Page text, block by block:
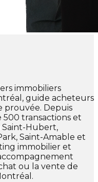
immobiliers
guide acheteurs
prouvée. Depuis
500 transactions et
Saint-Hubert,
Saint-Amable et
immobilier et
ou la vente de